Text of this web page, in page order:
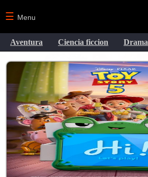
☰ Menu
Aventura Ciencia ficcion Drama